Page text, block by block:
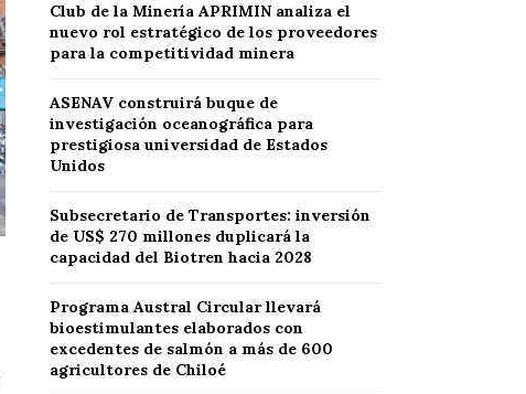
Club de la Minería APRIMIN analiza el
nuevo rol estratégico de los proveedores
para la competitividad minera
ASENAV construirá buque de
investigación oceanográfica para
prestigiosa universidad de Estados
Unidos
Subsecretario de Transportes: inversión
de US$ 270 millones duplicará la
capacidad del Biotren hacia 2028
Programa Austral Circular llevará
bioestimulantes elaborados con
excedentes de salmón a más de 600
agricultores de Chiloé